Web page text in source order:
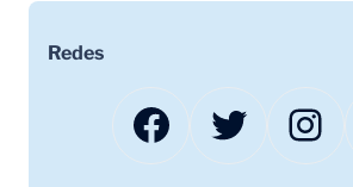
Redes
Facebook Twitter Instagram